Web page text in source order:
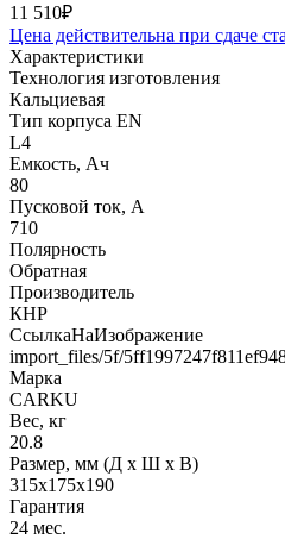
11 510₽
Цена действительна при сдаче
Характеристики
Технология изготовления
Кальциевая
Тип корпуса EN
L4
Емкость, Ач
80
Пусковой ток, А
710
Полярность
Обратная
Производитель
КНР
СсылкаНаИзображение
import_files/5f/
Марка
CARKU
Вес, кг
20.8
Размер, мм (Д x Ш x В)
315x175x190
Гарантия
24 мес.